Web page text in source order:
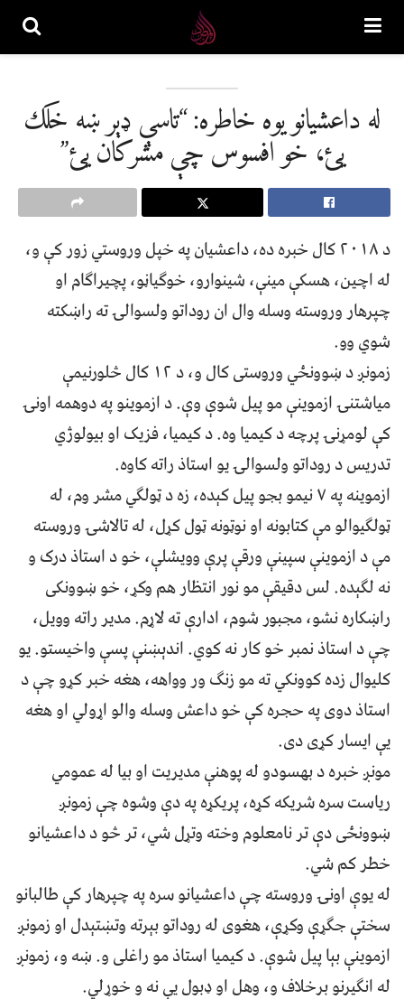
له داعشیانو یوه خاطره: “تاسې ډېر ښه خلک
یئ، خو افسوس چې مشرکان یئ”
د ۲۰۱۸ کال خبره ده، داعشیان په خپل وروستي زور کې و،
له اچین، هسکې مینې، شینوارو، خوګیاڼو، پچیراګام او
چپرهار وروسته وسله وال ان روداتو ولسوالۍ ته راښکته
شوي وو.
زمونږ د ښوونځي وروستی کال و، د ۱۲ کال څلورنیمې
میاشتنۍ ازموینې مو پیل شوې وې. د ازموینو په دوهمه اونۍ
کې لومړنۍ پرچه د کیمیا وه. د کیمیا، فزیک او بیولوژي
تدریس د روداتو ولسوالۍ یو استاذ راته کاوه.
ازموینه په ۷ نیمو بجو پیل کېده، زه د ټولګي مشر وم، له
ټولګیوالو مې کتابونه او نوټونه ټول کړل، له تالاشۍ وروسته
مې د ازموینې سپینې ورقې پرې وویشلې، خو د استاذ درک و
نه لګېده. لس دقیقې مو نور انتظار هم وکړ، خو ښوونکی
راښکاره نشو، مجبور شوم، ادارې ته لاړم. مدیر راته وویل،
چې د استاذ نمبر خو کار نه کوي. اندېښنې پسې واخیستو. یو
کلیوال زده کوونکي ته مو زنګ ور وواهه، هغه خبر کړو چې د
استاذ دوی په حجره کې خو داعش وسله والو اړولي او هغه
یې ایسار کړی دی.
مونږ خبره د بهسودو له پوهنې مدیریت او بیا له عمومي
ریاست سره شریکه کړه، پریکړه په دې وشوه چې زمونږ
ښوونځی دې تر نامعلوم وخته وتړل شي، تر څو د داعشیانو
خطر کم شي.
له یوې اونۍ وروسته چې داعشیانو سره په چپرهار کې طالبانو
سختې جګړې وکړې، هغوی له روداتو بېرته وتښتېدل او زمونږ
ازموینې بېا پیل شوې. د کیمیا استاذ مو راغلی و. ښه و، زمونږ
له انګیرنو برخلاف و، وهل او ډبول یې نه و خوړلي.